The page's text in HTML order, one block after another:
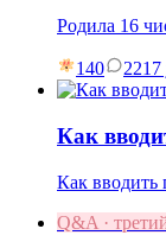
Родила 16
140 2217
Как
Как вводить
Q&A ·